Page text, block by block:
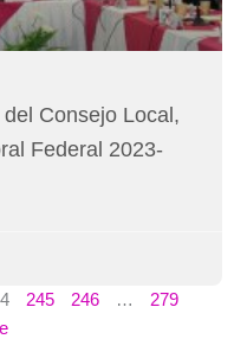
Consejo Local,
Federal 2023-
245 246 …
279